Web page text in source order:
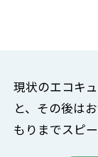
現状のエコキ
と、 その後は
もりまでスピ